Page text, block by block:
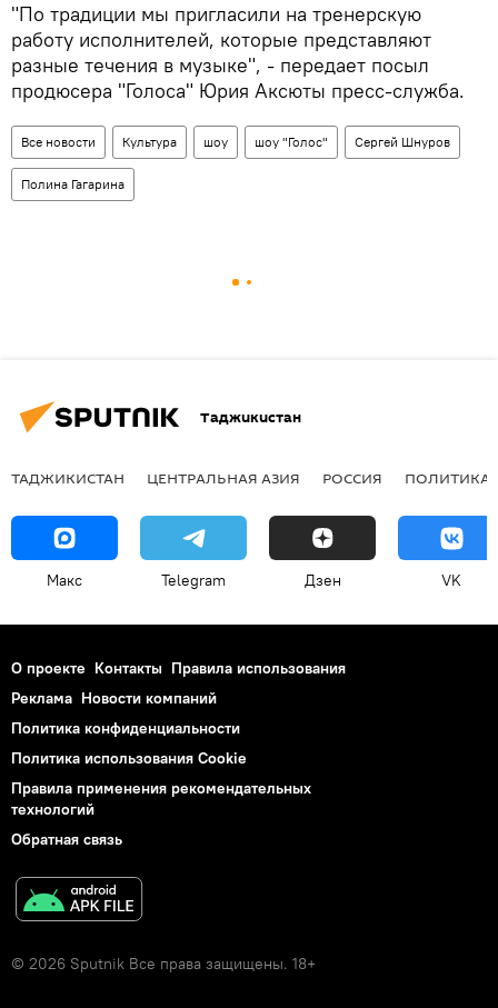
"По традиции мы пригласили на тренерскую
работу исполнителей, которые представляют
разные течения в музыке", - передает посыл
продюсера "Голоса" Юрия Аксюты пресс-служба.
Все новости Культура шоу шоу "Голос" Сергей Шнуров
Полина Гагарина
Таджикистан
ТАДЖИКИСТАН ЦЕНТРАЛЬНАЯ АЗИЯ РОССИЯ ПОЛИТИКА
Макс Telegram Дзен VK
О проекте Контакты Правила использования
Реклама Новости компаний
Политика конфиденциальности
Политика использования Cookie
Правила применения рекомендательных
технологий
Обратная связь
© 2026 Sputnik Все права защищены. 18+